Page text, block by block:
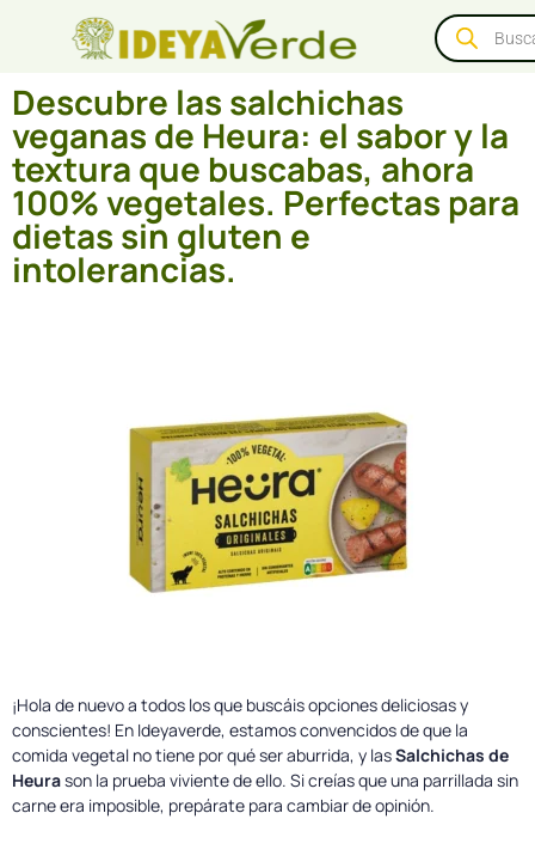
Descubre las salchichas
veganas de Heura: el sabor y la
textura que buscabas, ahora
100% vegetales. Perfectas para
dietas sin gluten e
intolerancias.
¡Hola de nuevo a todos los que buscáis opciones deliciosas y
conscientes! En Ideyaverde, estamos convencidos de que la
comida vegetal no tiene por qué ser aburrida, y lasSalchichas de
Heurason la prueba viviente de ello. Si creías que una parrillada sin
carne era imposible, prepárate para cambiar de opinión.